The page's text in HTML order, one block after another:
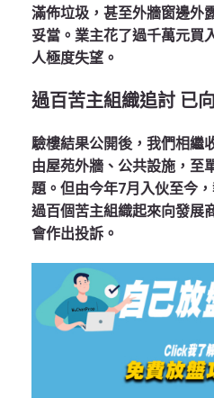
滿佈垃圾，甚至外牆窗邊外
妥當。業主花了過千萬元買
人極度失望。
過百苦主組織追討 已
驗樓結果公開後，我們相繼
由屋苑外牆、公共設施，至
題。但由今年7月入伙至今
過百個苦主組織起來向發展
會作出投訴。